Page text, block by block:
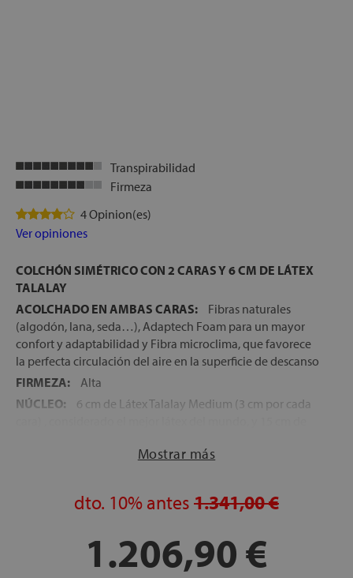
Transpirabilidad
Firmeza
4 Opinion(es)
Ver opiniones
COLCHÓN SIMÉTRICO CON 2 CARAS Y 6 CM DE LÁTEX
TALALAY
ACOLCHADO EN AMBAS CARAS:
Fibras naturales
(algodón, lana, seda…), Adaptech Foam para un mayor
confort y adaptabilidad y Fibra microclima, que favorece
la perfecta circulación del aire en la superficie de descanso
FIRMEZA:
Alta
NÚCLEO:
6 cm de Látex Talalay Medium (3 cm por cada
colchón, manteniendo todas sus características y
de gran confort y elasticidad debido a la Lycra
TRANSPORTE, MONTAJE Y RETIRADA DEL ANTIGUO
FABRICACIÓN ESPAÑOLA
Mostrar más
dto. 10% antes 1.341,00 €
1.206,90 €